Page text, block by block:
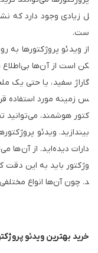
ل زیادی وجود دارد که
ست.
از ویدئو پروژکتورها
کن است از آن‌ها بی‌اطلاع
گاراژ سفید، یا حتی یک
س زمینه مورد استفاده
کتور هوشمند،
بیندازید. ویدئو
دارات دیده‌اید. از آن‌ها
وژکتور باید به این دقت
د. چون آن‌ها انواع مختلفی
خرید بهترین ویدئو